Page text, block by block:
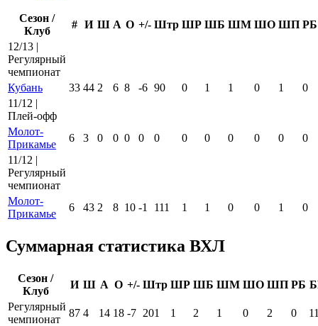
Сезон /
Клуб
# И Ш А О +/- Штр ШР ШБ ШМ ШО ШП РБ
12/13 |
Регулярный
чемпионат
Кубань
33 44 2 6 8 -6 90 0 1 1 0 1
0
11/12 |
Плей-офф
Молот-
Прикамье
6 3 0 0 0 0 0 0 0 0 0 0
0
11/12 |
Регулярный
чемпионат
Молот-
Прикамье
6 43 2 8 10 -1 111 1 1 0 0 1 0
Суммарная статистика ВХЛ
Сезон /
Клуб
И Ш А О +/- Штр ШР ШБ ШМ ШО ШП РБ
Регулярный
чемпионат
87 4 14 18 -7 201 1 2 1 0 2 0